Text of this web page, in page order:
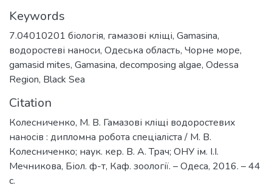
Keywords
7.04010201 біологія, гамазові кліщі, Gamasina,
водоростеві наноси, Одеська область, Чорне море,
gamasid mites, Gamasina, decomposing algae, Odessa
Region, Black Sea
Citation
Колесниченко, М. В. Гамазові кліщі водоростевих
наносів : дипломна робота спеціаліста / М. В.
Колесниченко; наук. кер. В. А. Трач; ОНУ ім. І.І.
Мечникова, Біол. ф-т, Каф. зоології. – Одеса, 2016. – 44
с.